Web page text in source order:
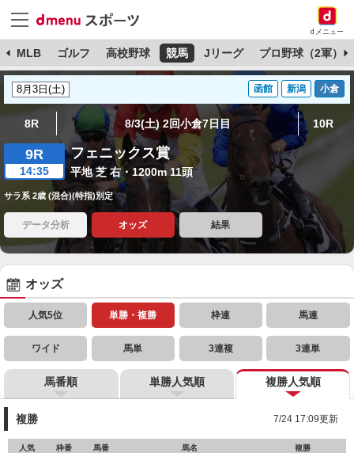
dメニュー
MLB ゴルフ 高校野球 競馬 Jリーグ プロ野球（2軍）
函館 新潟 小倉
8R 8/3(土) 2回小倉7日目 10R
9R
14:35
フェニックス賞
平地 芝 右・1200m 11頭
サラ系 2歳 (混合)(特指)別定
データ分析 オッズ 結果
オッズ
人気5位 単勝・複勝 枠連 馬連
ワイド 馬単 3連複 3連単
馬番順 単勝人気順 複勝人気順
複勝 7/24 17:09更新
人気 枠番 馬番 馬名 複勝